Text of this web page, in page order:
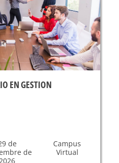
EN GESTION
de
de
2026
Campus
Virtual